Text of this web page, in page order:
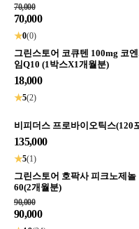
70,000
70,000
★0(0)
그린스토어 코큐텐 100mg 코
임Q10 (1박스X1개월분)
18,000
★5(2)
비피더스 프로바이오틱스(120
135,000
★5(1)
그린스토어 호팍사 피크노제놀
60(2개월분)
90,000
90,000